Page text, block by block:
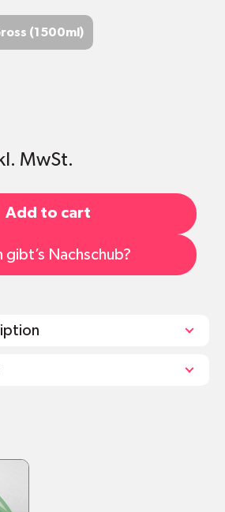
(1500ml)
(1500ml)
MwSt.
Add to cart
gibt’s Nachschub?
19.4cm x Breite: 13.5cm
19.5cm x Breite: 19.5cm
Länge: 15.5cm x
Höhe: 21.5cm